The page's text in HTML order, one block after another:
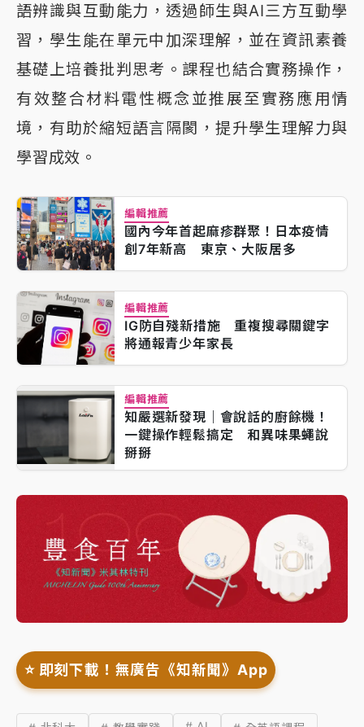
語辨識與互動能力，透過師生與AI三方互動學
習，學生能在單元中加深理解，並在資訊素養
基礎上培養批判思考。課程也結合實務操作，
有效整合材料電性概念並推展至實務應用情
境，有助於縮短語言隔閡，提升學生理解力與
學習成效。
編輯推薦
國內今年首起麻疹群聚！日本疫情
創7年新高 東京、大阪居多
編輯推薦
IG防自殘新措施 重複搜尋關鍵字
將通報青少年家長
編輯推薦
知嚴選新發現｜會說話的廚餘機！
一鍵操作輕鬆搞定 和異味果蠅說
掰掰
⭐️ 即刻下載！無廣告《知新聞》App